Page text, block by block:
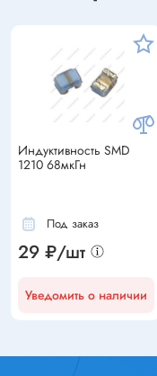
Индуктивность SMD
1210 68мкГн
Под заказ
29 ₽/шт
Уведомить о наличии